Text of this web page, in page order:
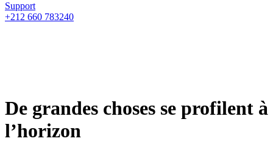
Support
+212 660 783240
De grandes choses se profilent à
l’horizon